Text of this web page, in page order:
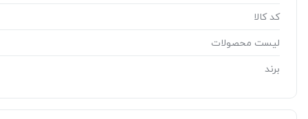
کد کالا
لیست محصولات
برند